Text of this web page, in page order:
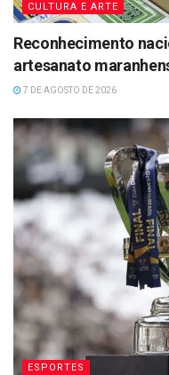
CULTURA E ARTE
Reconhecimento
artesanato
7 DE AGOSTO DE 2026
ESPORTES